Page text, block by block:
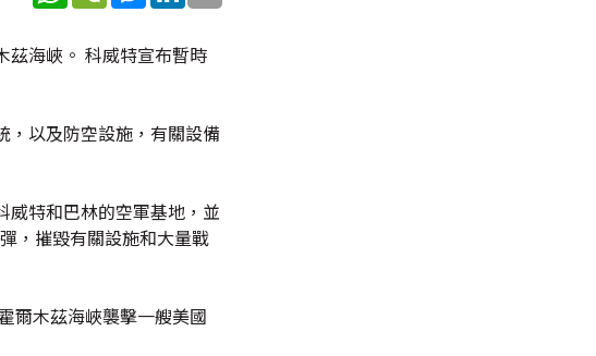
茲海峽。 科威特宣布暫時
，以及防空設施，有關設備
威特和巴林的空軍基地，並
，摧毀有關設施和大量戰
爾木茲海峽襲擊一艘美國